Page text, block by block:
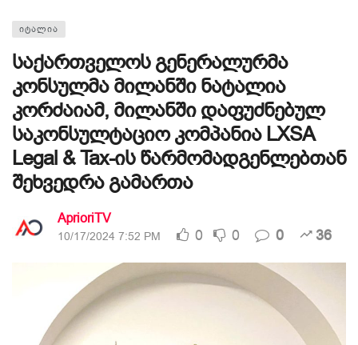
ᲘᲢᲐᲚᲘᲐ
საქართველოს გენერალურმა
კონსულმა მილანში ნატალია
კორძაიამ, მილანში დაფუძნებულ
საკონსულტაციო კომპანია LXSA
Legal & Tax-ის წარმომადგენლებთან
შეხვედრა გამართა
AprioriTV
10/17/2024 7:52 PM 0 0 0 36